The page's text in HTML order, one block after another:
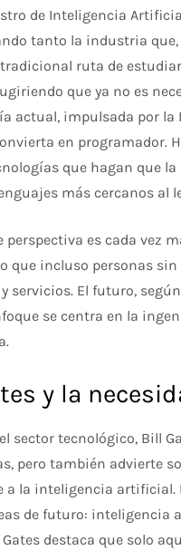
de Inteligencia
tanto la industria que,
ruta de
que ya no es
actual, impulsada por
en programador.
que hagan que
más cercanos al
perspectiva es cada vez
que incluso personas
servicios. El futuro,
se centra en la
y la
sector tecnológico, Bill
pero también advierte
a la inteligencia artificial.
de futuro: inteligencia
destaca que solo